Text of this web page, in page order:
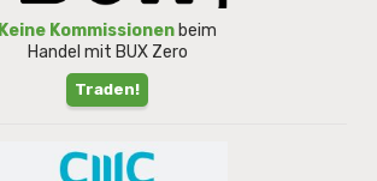
Keine Kommissionen beim
Handel mit BUX Zero
Traden!